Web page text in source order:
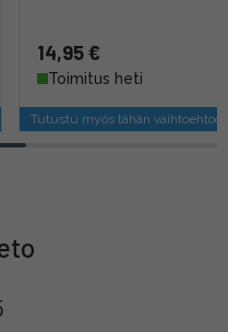
14,95 €
Toimitus heti
Tutustu myös tähän